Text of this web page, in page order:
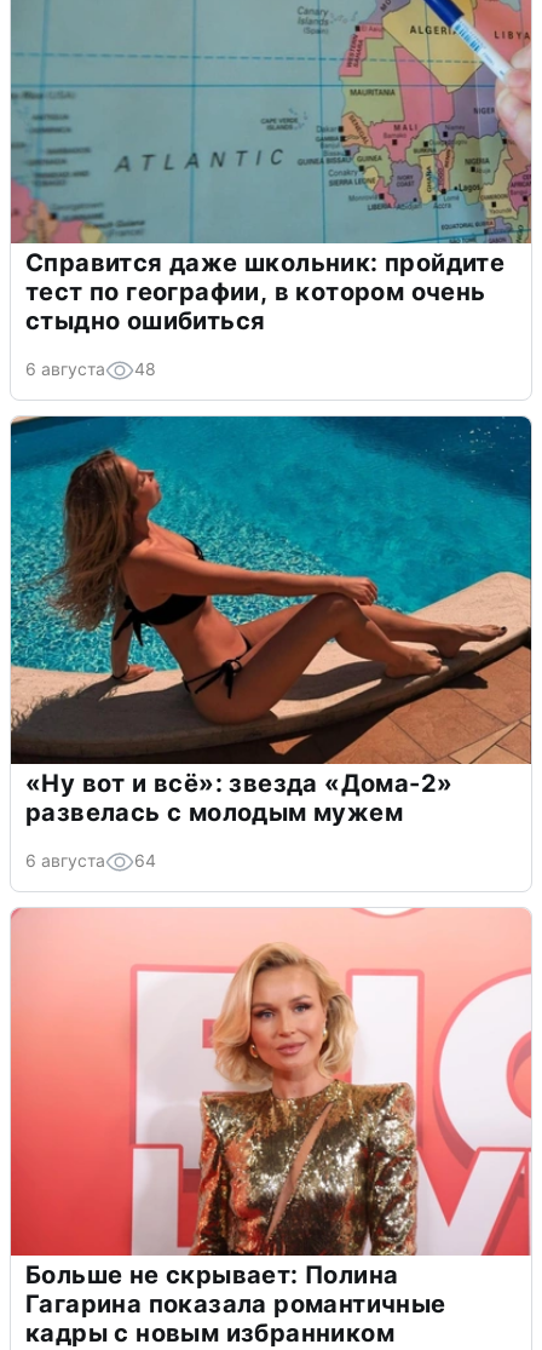
Справится даже школьник: пройдите
тест по географии, в котором очень
стыдно ошибиться
6 августа 48
«Ну вот и всё»: звезда «Дома-2»
развелась с молодым мужем
6 августа 64
Больше не скрывает: Полина
Гагарина показала романтичные
кадры с новым избранником